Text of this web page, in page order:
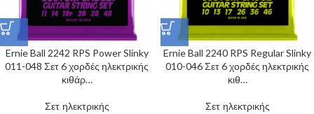
Ernie Ball 2242 RPS Power Slinky
011-048 Σετ 6 χορδές ηλεκτρικής
κιθάρ…
Σετ ηλεκτρικής
Ernie Ball 2240 RPS Regular Slinky
010-046 Σετ 6 χορδές ηλεκτρικής
κιθ…
Σετ ηλεκτρικής